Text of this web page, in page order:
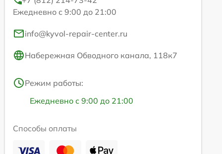
Ежедневно с 9:00 до 21:00
info@kyvol-repair-center.ru
Набережная Обводного канала, 118к7
Режим работы:
Ежедневно с 9:00 до 21:00
Способы оплаты